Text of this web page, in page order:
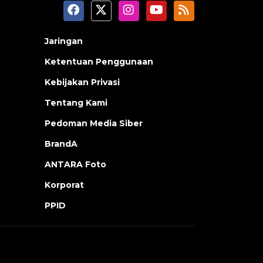
Jaringan
Ketentuan Penggunaan
Kebijakan Privasi
Tentang Kami
Pedoman Media Siber
BrandA
ANTARA Foto
Korporat
PPID